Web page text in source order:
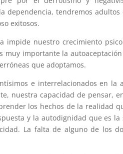
dependencia, tendremos
exitosos.
impide nuestro crecimiento
muy importante la
que adoptamos.
e interrelacionados en
nuestra capacidad de pensar,
los hechos de la realidad
y la autodignidad que es
La falta de alguno de los